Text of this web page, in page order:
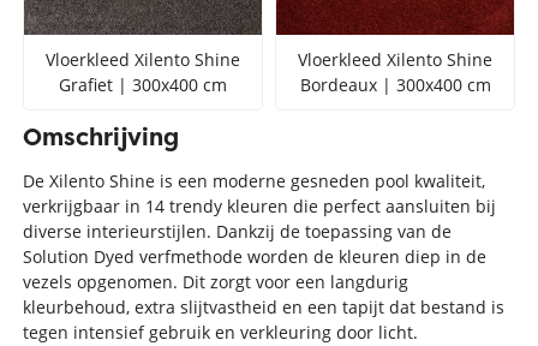
Vloerkleed Xilento Shine
Grafiet | 300x400 cm
Vloerkleed Xilento Shine
Bordeaux | 300x400 cm
Omschrijving
De Xilento Shine is een moderne gesneden pool kwaliteit,
verkrijgbaar in 14 trendy kleuren die perfect aansluiten bij
diverse interieurstijlen. Dankzij de toepassing van de
Solution Dyed verfmethode worden de kleuren diep in de
vezels opgenomen. Dit zorgt voor een langdurig
kleurbehoud, extra slijtvastheid en een tapijt dat bestand is
tegen intensief gebruik en verkleuring door licht.